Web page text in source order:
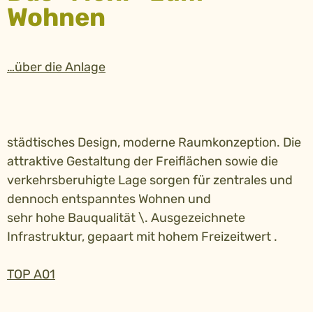
Wohnen
…über die Anlage
städtisches Design, moderne Raumkonzeption. Die
attraktive Gestaltung der Freiflächen sowie die
verkehrsberuhigte Lage sorgen für zentrales und
dennoch entspanntes Wohnen und
sehr hohe Bauqualität \. Ausgezeichnete
Infrastruktur, gepaart mit hohem Freizeitwert .
TOP A01